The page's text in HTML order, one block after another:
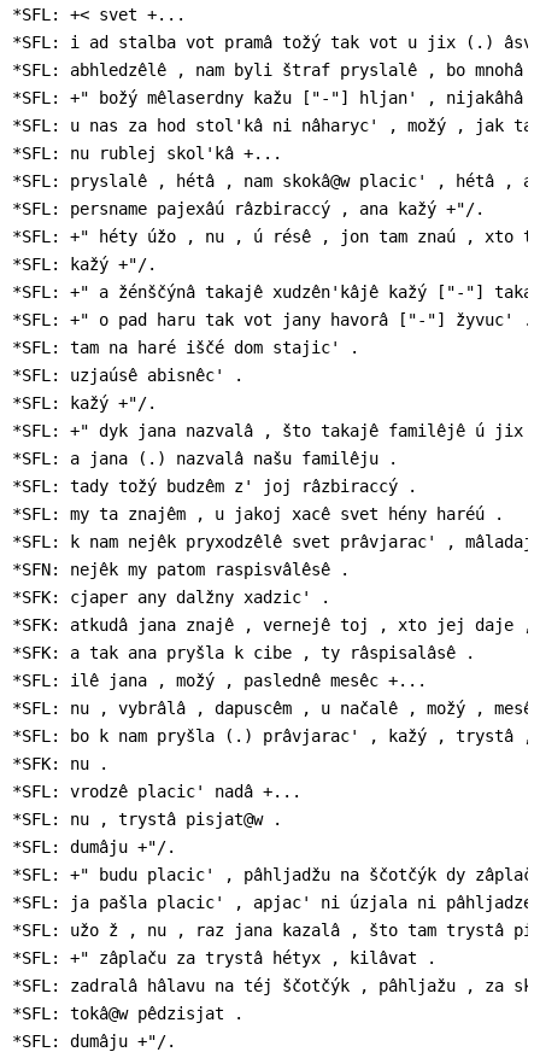
*SFL: +< svet +...
*SFL: i ad stalba vot pramâ tožý tak vot u jix (.)
*SFL: abhledzêlê , nam byli štraf pryslalê , bo mnohâ
*SFL: +" božý mêlaserdny kažu ["-"] hljan' , nijakâhâ
*SFL: u nas za hod stol'kâ ni nâharyc' , možý , jak
*SFL: nu rublej skol'kâ +...
*SFL: pryslalê , hétâ , nam skokâ@w placic' , hétâ , a
*SFL: persname pajexâú râzbiraccý , ana kažý +"/.
*SFL: +" héty úžo , nu , ú résê , jon tam znaú , xto
*SFL: kažý +"/.
*SFL: +" a žénščýnâ takajê xudzên'kâjê kažý ["-"]
*SFL: +" o pad haru tak vot jany havorâ ["-"] žyvuc' .
*SFL: tam na haré iščé dom stajic' .
*SFL: uzjaúsê abisnêc' .
*SFL: kažý +"/.
*SFL: +" dyk jana nazvalâ , što takajê familêjê ú jix
*SFL: a jana (.) nazvalâ našu familêju .
*SFL: tady tožý budzêm z' joj râzbiraccý .
*SFL: my ta znajêm , u jakoj xacê svet hény haréú .
*SFL: k nam nejêk pryxodzêlê svet prâvjarac' ,
*SFN: nejêk my patom raspisvâlêsê .
*SFK: cjaper any dalžny xadzic' .
*SFK: atkudâ jana znajê , vernejê toj , xto jej daje ,
*SFK: a tak ana pryšla k cibe , ty râspisalâsê .
*SFL: ilê jana , možý , paslednê mesêc +...
*SFL: nu , vybrâlâ , dapuscêm , u načalê , možý ,
*SFL: bo k nam pryšla (.) prâvjarac' , kažý , trystâ ,
*SFK: nu .
*SFL: vrodzê placic' nadâ +...
*SFL: nu , trystâ pisjat@w .
*SFL: dumâju +"/.
*SFL: +" budu placic' , pâhljadžu na ščotčýk dy
*SFL: ja pašla placic' , apjac' ni úzjala ni
*SFL: užo ž , nu , raz jana kazalâ , što tam trystâ
*SFL: +" zâplaču za trystâ hétyx , kilâvat .
*SFL: zadralâ hâlavu na téj ščotčýk , pâhljažu , za
*SFL: tokâ@w pêdzisjat .
*SFL: dumâju +"/.